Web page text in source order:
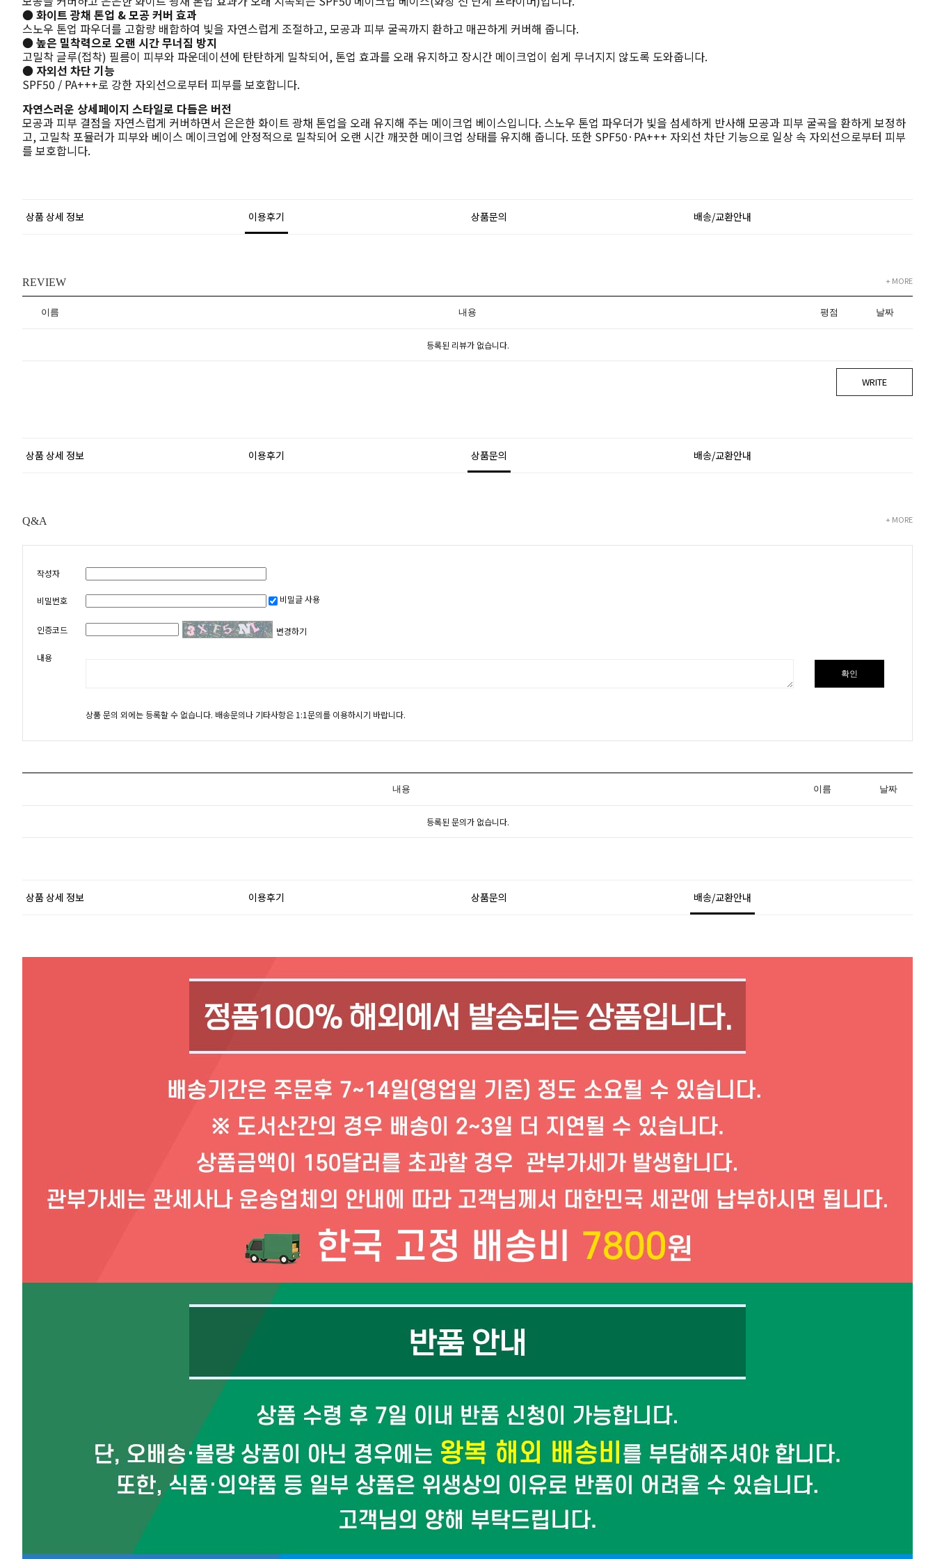
● 화이트 광채 톤업 & 모공 커버 효과
스노우 톤업 파우더를 고함량 배합하여 빛을 자연스럽게 조절하고, 모공과 피부 굴곡까지 환하고 매끈하게 커버해 줍니다.
● 높은 밀착력으로 오랜 시간 무너짐 방지
고밀착 글루(접착) 필름이 피부와 파운데이션에 탄탄하게 밀착되어, 톤업 효과를 오래 유지하고 장시간 메이크업이 쉽게 무너지지 않도록 도와줍니다.
● 자외선 차단 기능
SPF50 / PA+++로 강한 자외선으로부터 피부를 보호합니다.
자연스러운 상세페이지 스타일로 다듬은 버전
모공과 피부 결점을 자연스럽게 커버하면서 은은한 화이트 광채 톤업을 오래 유지해 주는 메이크업 베이스입니다. 스노우 톤업 파우더가 빛을 섬세하게 반사해 모공과 피부 굴곡을 환하게 보정하
고, 고밀착 포뮬러가 피부와 베이스 메이크업에 안정적으로 밀착되어 오랜 시간 깨끗한 메이크업 상태를 유지해 줍니다. 또한 SPF50·PA+++ 자외선 차단 기능으로 일상 속 자외선으로부터 피부
를 보호합니다.
상품 상세 정보 이용후기 상품문의 배송/교환안내
REVIEW + MORE
이름 내용 평점 날짜
등록된 리뷰가 없습니다.
WRITE
상품 상세 정보 이용후기 상품문의 배송/교환안내
Q&A + MORE
작성자
비밀번호 비밀글 사용
인증코드 변경하기
내용
확인
상품 문의 외에는 등록할 수 없습니다. 배송문의나 기타사항은 1:1문의를 이용하시기 바랍니다.
내용 이름 날짜
등록된 문의가 없습니다.
상품 상세 정보 이용후기 상품문의 배송/교환안내